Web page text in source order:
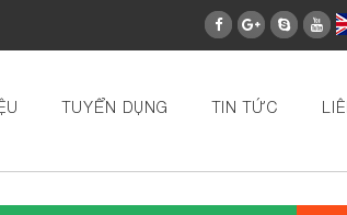
TUYỂN DỤNG TIN TỨC